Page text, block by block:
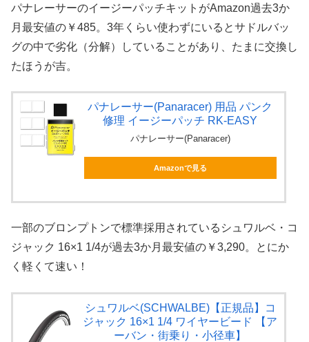
パナレーサーのイージーパッチキットがAmazon過去3か
月最安値の￥485。3年くらい使わずにいるとサドルバッ
グの中で劣化（分解）していることがあり、たまに交換し
たほうが吉。
パナレーサー(Panaracer) 用品 パンク
修理 イージーパッチ RK-EASY
パナレーサー(Panaracer)
Amazonで見る
一部のブロンプトンで標準採用されているシュワルベ・コ
ジャック 16×1 1/4が過去3か月最安値の￥3,290。とにか
く軽くて速い！
シュワルベ(SCHWALBE)【正規品】コ
ジャック 16×1 1/4 ワイヤービード 【ア
ーバン・街乗り・小径車】